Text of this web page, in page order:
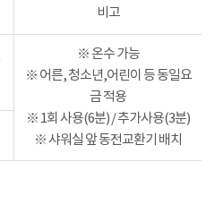
비고
※ 온수 가능
※ 어른, 청소년,어린이 등 동일요
금 적용
※ 1회 사용(6분) / 추가사용(3분)
※ 샤워실 앞 동전교환기 배치